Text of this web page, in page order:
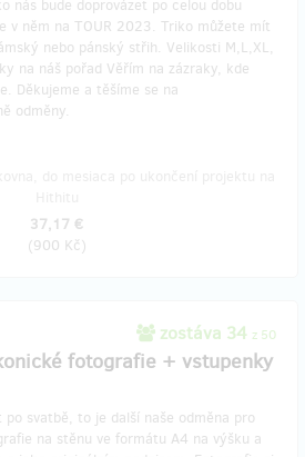
nás bude doprovázet po celou dobu
v něm na TOUR 2023. Triko můžete mít
nebo pánský střih. Velikosti M,L,XL,
na náš pořad Věřím na zázraky, kde
Děkujeme a těšíme se na
odměny.
37,17 €
(900 Kč)
zostáva 34 z 50
fotografie + vstupenky
svatbě, to je další naše odměna pro
na stěnu ve formátu A4 na výšku a